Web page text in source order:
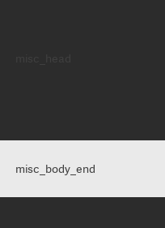
misc_body_end